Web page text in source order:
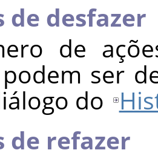
de desfazer
de
ser
do
de refazer